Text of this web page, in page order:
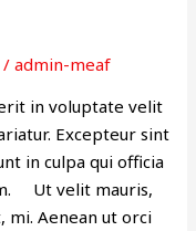
/admin-meaf
in voluptate velit
Excepteur sint
in culpa qui officia
Ut velit mauris,
mi. Aenean ut orci